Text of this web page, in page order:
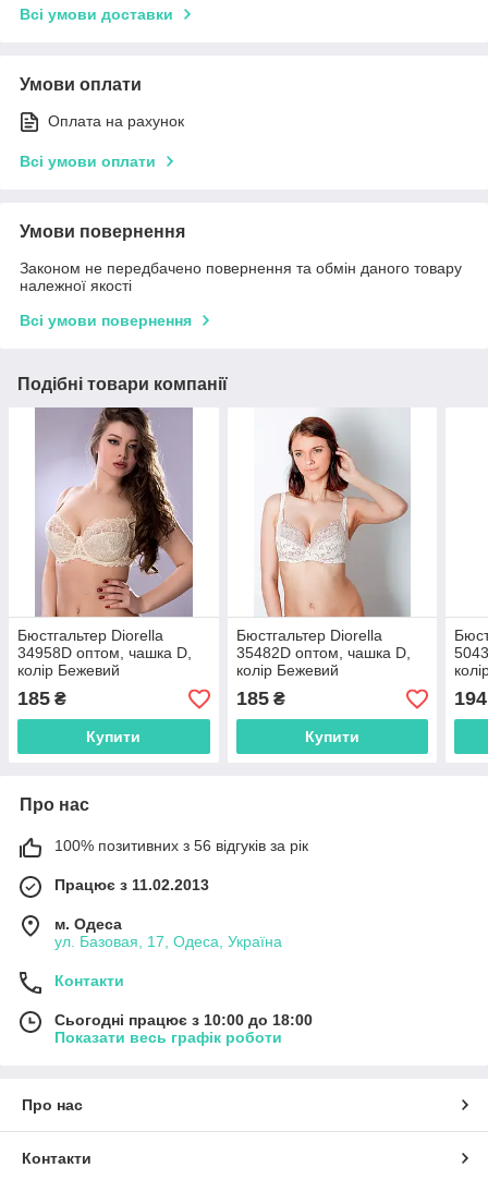
Всі умови доставки
Умови оплати
Оплата на рахунок
Всі умови оплати
Умови повернення
Законом не передбачено повернення та обмін даного товару
належної якості
Всі умови повернення
Подібні товари компанії
Бюстгальтер Diorella
34958D оптом, чашка D,
колір Бежевий
185 ₴
Купити
Бюстгальтер Diorella
35482D оптом, чашка D,
колір Бежевий
185₴
Купити
194
Про нас
100% позитивних з 56 відгуків за рік
Працює з 11.02.2013
м. Одеса
ул. Базовая, 17, Одеса, Україна
Контакти
Сьогодні працює з 10:00 до 18:00
Показати весь графік роботи
Про нас
Контакти